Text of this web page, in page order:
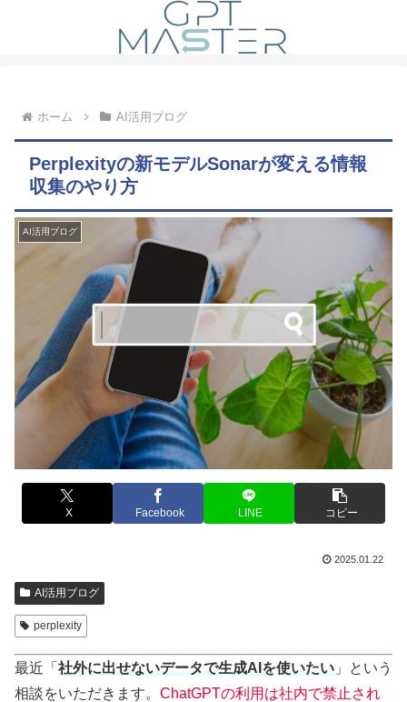
ホーム AI活用ブログ
Perplexityの新モデルSonarが変える情報
収集のやり方
AI活用ブログ
X Facebook LINE コピー
2025.01.22
AI活用ブログ
perplexity
最近「 社外に出せないデータで生成AIを使いたい 」という
相談をいただきます。 ChatGPTの利用は社内で禁止され